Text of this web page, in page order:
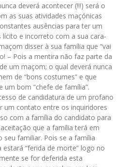
deverá acontecer (!!!) será o
as suas atividades maçónicas
ausências para ter um
e incorreto com a sua cara-
disser à sua família que “vai
– Pois a mentira não faz parte da
um maçom; o qual deverá nunca
de “bons costumes” e que
um bom “chefe de família”.
de candidatura de um profano
um contato entre os inquiridores
com a família do candidato para
que a família terá em
seu familiar. Pois se a família
estará “ferida de morte” logo no
se for deferida esta